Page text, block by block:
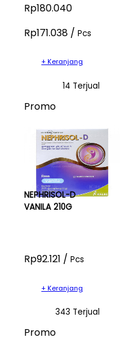
Rp180.040
Rp171.038 / Pcs
+ Keranjang
14 Terjual
Promo
NEPHRISOL-D
VANILA 210G
Rp92.121 / Pcs
+ Keranjang
343 Terjual
Promo